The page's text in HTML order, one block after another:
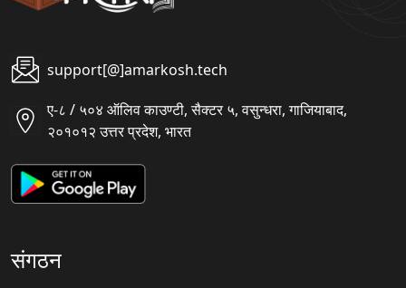
support[@]amarkosh.tech
ए-८ / ५०४ ऑलिव काउण्टी, सैक्टर ५, वसुन्धरा, गाजियाबाद,
२०१०१२ उत्तर प्रदेश, भारत
संगठन